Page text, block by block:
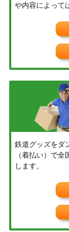
や内容によって
鉄道グッズをダ
（着払い）で
します。